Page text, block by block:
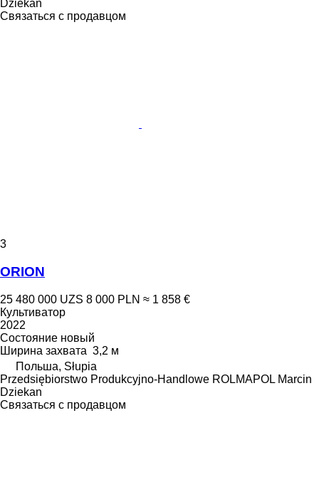
Dziekan
Связаться с продавцом
3
ORION
25 480 000 UZS 8 000 PLN ≈ 1 858 €
Культиватор
2022
Состояние новый
Ширина захвата 3,2 м
Польша, Słupia
Przedsiębiorstwo Produkcyjno-Handlowe ROLMAPOL Marcin
Dziekan
Связаться с продавцом